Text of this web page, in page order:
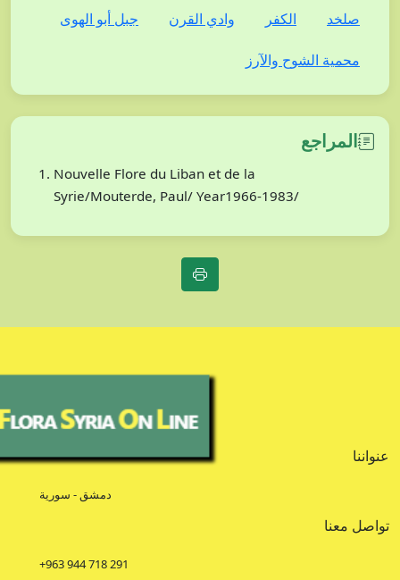
صلخد الكفر وادي القرن جبل أبو الهوى
محمية الشوح والآرز
المراجع
Nouvelle Flore du Liban et de la
Syrie/Mouterde, Paul/ Year1966-1983/
عنواننا
دمشق - سورية
تواصل معنا
+963 944 718 291